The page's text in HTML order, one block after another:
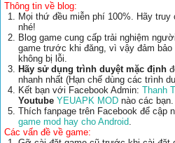
Thông tin về blog:
Mọi thứ đều miễn phí 100%. Hãy
nhé!
Blog game cung cấp trải nghiệm
game trước khi đăng, vì vậy đảm
không bị lỗi.
Hãy sử dụng trình duyệt mặc định
nhanh nhất (Hạn chế dùng các trình
Kết bạn với Facebook Admin: Thanh
Youtube YEUAPK MOD nào các bạn.
Thích fanpage trên Facebook để cập
game mod hay cho Android.
Các vấn đề về game: